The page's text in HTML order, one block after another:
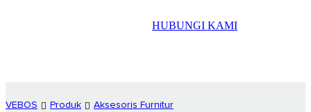
HUBUNGI KAMI
VEBOS Produk Aksesoris Furnitur